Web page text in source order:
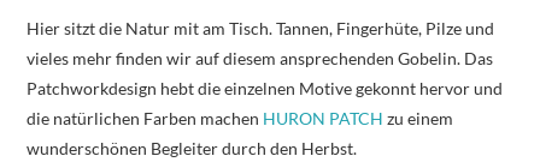
Hier sitzt die Natur mit am Tisch. Tannen, Fingerhüte, Pilze und
vieles mehr finden wir auf diesem ansprechenden Gobelin. Das
Patchworkdesign hebt die einzelnen Motive gekonnt hervor und
die natürlichen Farben machen HURON PATCH zu einem
wunderschönen Begleiter durch den Herbst.